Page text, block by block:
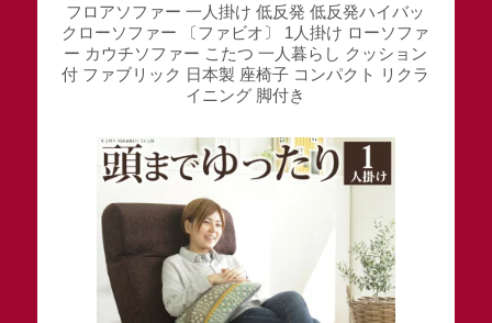
フロアソファー 一人掛け 低反発 低反発ハイバッ
クローソファー 〔ファビオ〕 1人掛け ローソファ
ー カウチソファー こたつ 一人暮らし クッション
付 ファブリック 日本製 座椅子 コンパクト リクラ
イニング 脚付き